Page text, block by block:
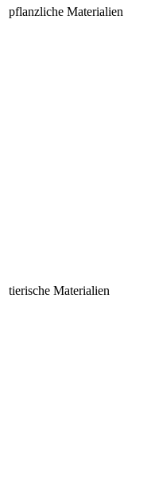
pflanzliche Materialien
tierische Materialien